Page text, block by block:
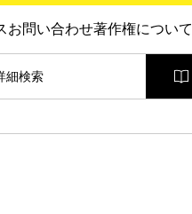
お問い合わせ著作権について
細検索